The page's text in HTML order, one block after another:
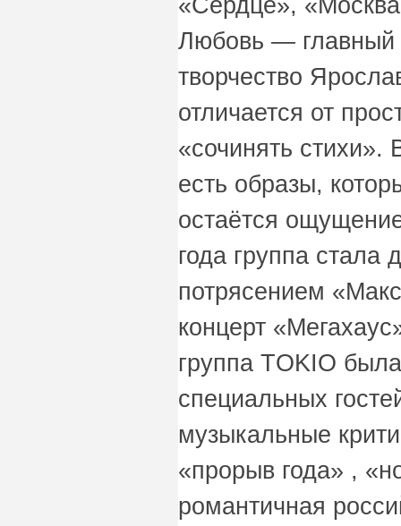
Любовь — главный
творчество
отличается от
«сочинять стихи».
есть образы,
остаётся
года группа стала
потрясением
концерт
группа TOKIO
специальных
музыкальные
«прорыв года» ,
романтичная